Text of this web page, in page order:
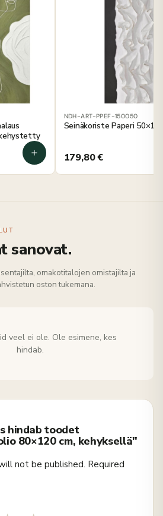
kehystetty
NDH-ART-PPEF-150050
Seinäkoriste Paperi
179,80€
sanovat.
omakotitalojen omistajilta ja
oston tukemana.
veel ei ole. Ole esimene, kes
hindab.
hindab toodet
80×120 cm, kehyksellä"
not be published. Required